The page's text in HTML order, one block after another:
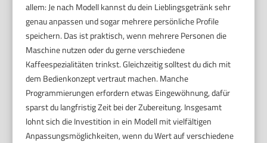
allem: Je nach Modell kannst du dein Lieblingsgetränk sehr
genau anpassen und sogar mehrere persönliche Profile
speichern. Das ist praktisch, wenn mehrere Personen die
Maschine nutzen oder du gerne verschiedene
Kaffeespezialitäten trinkst. Gleichzeitig solltest du dich mit
dem Bedienkonzept vertraut machen. Manche
Programmierungen erfordern etwas Eingewöhnung, dafür
sparst du langfristig Zeit bei der Zubereitung. Insgesamt
lohnt sich die Investition in ein Modell mit vielfältigen
Anpassungsmöglichkeiten, wenn du Wert auf verschiedene